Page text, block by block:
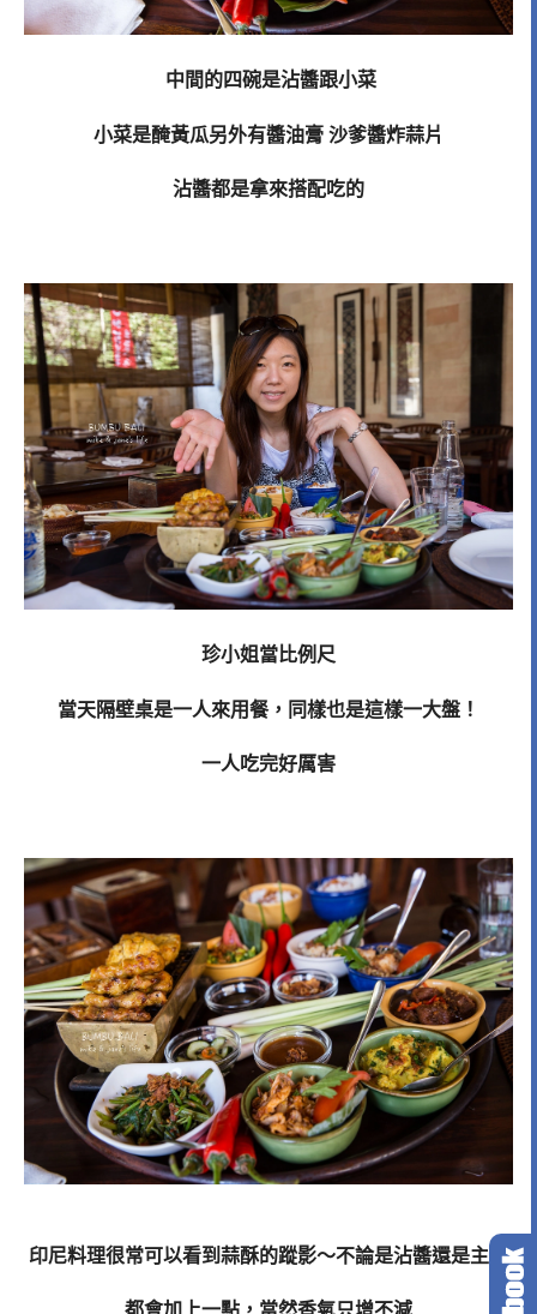
中間的四碗是沾醬跟小菜
小菜是醃黃瓜另外有醬油膏 沙爹醬炸蒜片
沾醬都是拿來搭配吃的
珍小姐當比例尺
當天隔壁桌是一人來用餐，同樣也是這樣一大盤！
一人吃完好厲害
印尼料理很常可以看到蒜酥的蹤影～不論是沾醬還是主菜